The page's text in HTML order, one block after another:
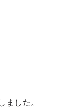
ました。